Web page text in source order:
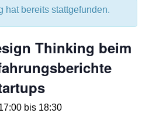
hat bereits stattgefunden.
Thinking beim
bis 18:30